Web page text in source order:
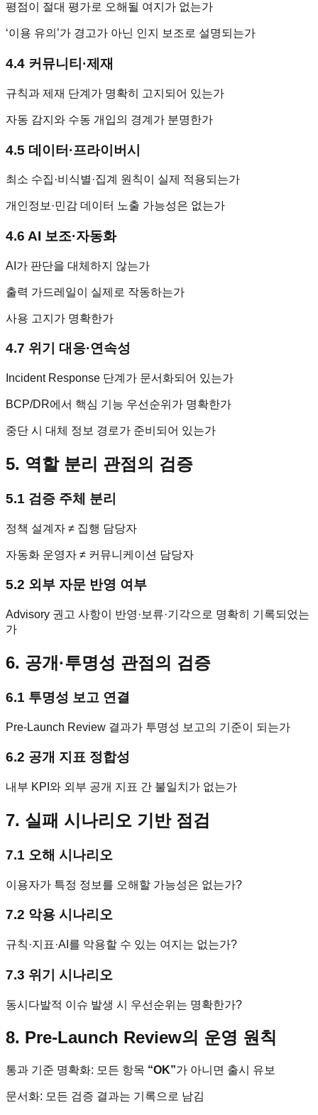
평점이 절대 평가로 오해될 여지가 없는가
‘이용 유의’가 경고가 아닌 인지 보조로 설명되는가
4.4 커뮤니티·제재
규칙과 제재 단계가 명확히 고지되어 있는가
자동 감지와 수동 개입의 경계가 분명한가
4.5 데이터·프라이버시
최소 수집·비식별·집계 원칙이 실제 적용되는가
개인정보·민감 데이터 노출 가능성은 없는가
4.6 AI 보조·자동화
AI가 판단을 대체하지 않는가
출력 가드레일이 실제로 작동하는가
사용 고지가 명확한가
4.7 위기 대응·연속성
Incident Response 단계가 문서화되어 있는가
BCP/DR에서 핵심 기능 우선순위가 명확한가
중단 시 대체 정보 경로가 준비되어 있는가
5. 역할 분리 관점의 검증
5.1 검증 주체 분리
정책 설계자 ≠ 집행 담당자
자동화 운영자 ≠ 커뮤니케이션 담당자
5.2 외부 자문 반영 여부
Advisory 권고 사항이 반영·보류·기각으로 명확히 기록되었는
가
6. 공개·투명성 관점의 검증
6.1 투명성 보고 연결
Pre-Launch Review 결과가 투명성 보고의 기준이 되는가
6.2 공개 지표 정합성
내부 KPI와 외부 공개 지표 간 불일치가 없는가
7. 실패 시나리오 기반 점검
7.1 오해 시나리오
이용자가 특정 정보를 오해할 가능성은 없는가?
7.2 악용 시나리오
규칙·지표·AI를 악용할 수 있는 여지는 없는가?
7.3 위기 시나리오
동시다발적 이슈 발생 시 우선순위는 명확한가?
8. Pre-Launch Review의 운영 원칙
통과 기준 명확화: 모든 항목 “OK”가 아니면 출시 유보
문서화: 모든 검증 결과는 기록으로 남김